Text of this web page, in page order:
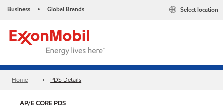
Business • Global Brands Select location
Home PDS Details
AP/E CORE PDS